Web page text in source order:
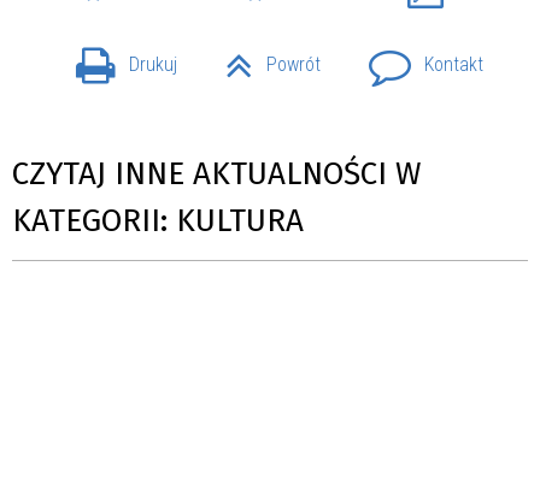
Drukuj Powrót Kontakt
CZYTAJ INNE AKTUALNOŚCI W
KATEGORII: KULTURA